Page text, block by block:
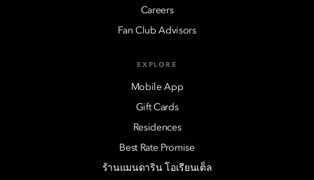
Careers
Fan Club Advisors
EXPLORE
Mobile App
Gift Cards
Residences
Best Rate Promise
ร้านแมนดาริน โอเรียนเต็ล